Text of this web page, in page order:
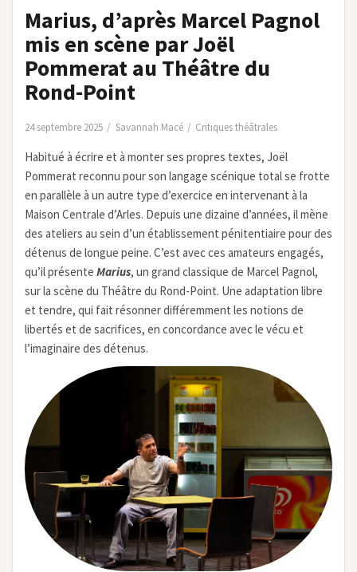
Marius, d’après Marcel Pagnol
mis en scène par Joël
Pommerat au Théâtre du
Rond-Point
24 septembre 2025 Savannah Macé Critiques théâtrales
Habitué à écrire et à monter ses propres textes, Joël
Pommerat reconnu pour son langage scénique total se frotte
en parallèle à un autre type d’exercice en intervenant à la
Maison Centrale d’Arles. Depuis une dizaine d’années, il mène
des ateliers au sein d’un établissement pénitentiaire pour des
détenus de longue peine. C’est avec ces amateurs engagés,
qu’il présente Marius, un grand classique de Marcel Pagnol,
sur la scène du Théâtre du Rond-Point. Une adaptation libre
et tendre, qui fait résonner différemment les notions de
libertés et de sacrifices, en concordance avec le vécu et
l’imaginaire des détenus.